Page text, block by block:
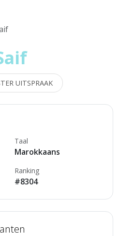
UITSPRAAK
Taal
Marokkaans
Ranking
#8304